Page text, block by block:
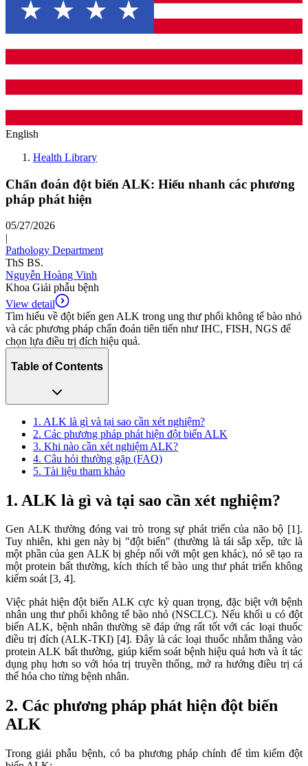
English
Health Library
Chẩn đoán đột biến ALK: Hiểu nhanh các phương
pháp phát hiện
05/27/2026
|
Pathology Department
ThS BS.
Nguyễn Hoàng Vinh
Khoa Giải phẫu bệnh
View detail
Tìm hiểu về đột biến gen ALK trong ung thư phổi không tế bào nhỏ
và các phương pháp chẩn đoán tiên tiến như IHC, FISH, NGS để
chọn lựa điều trị đích hiệu quả.
Table of Contents
1. ALK là gì và tại sao cần xét nghiệm?
2. Các phương pháp phát hiện đột biến ALK
3. Khi nào cần xét nghiệm ALK?
4. Câu hỏi thường gặp (FAQ)
5. Tài liệu tham khảo
1. ALK là gì và tại sao cần xét nghiệm?
Gen ALK thường đóng vai trò trong sự phát triển của não bộ [1].
Tuy nhiên, khi gen này bị "đột biến" (thường là tái sắp xếp, tức là
một phần của gen ALK bị ghép nối với một gen khác), nó sẽ tạo ra
một protein bất thường, kích thích tế bào ung thư phát triển không
kiểm soát [3, 4].
Việc phát hiện đột biến ALK cực kỳ quan trọng, đặc biệt với bệnh
nhân ung thư phổi không tế bào nhỏ (NSCLC). Nếu khối u có đột
biến ALK, bệnh nhân thường sẽ đáp ứng rất tốt với các loại thuốc
điều trị đích (ALK-TKI) [4]. Đây là các loại thuốc nhắm thẳng vào
protein ALK bất thường, giúp kiểm soát bệnh hiệu quả hơn và ít tác
dụng phụ hơn so với hóa trị truyền thống, mở ra hướng điều trị cá
thể hóa cho từng bệnh nhân.
2. Các phương pháp phát hiện đột biến
ALK
Trong giải phẫu bệnh, có ba phương pháp chính để tìm kiếm đột